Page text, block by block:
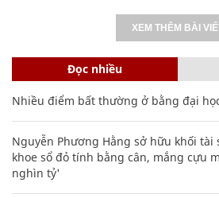
XEM THÊM BÀI
Đọc nhiều
Nhiều điểm bất thường ở bằng đại
Nguyễn Phương Hằng sở hữu khối
khoe sổ đỏ tính bằng cân, mắng cựu
nghìn tỷ'